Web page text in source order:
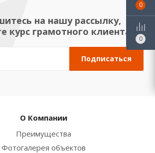
на нашу рассылку,
курс грамотного клиента!
О Компании
Преимущества
Фотогалерея объектов
0
0